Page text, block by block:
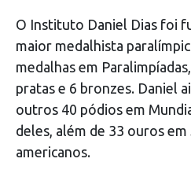
O Instituto Daniel Dias foi
maior medalhista
medalhas em
pratas e 6 bronzes. Daniel
outros 40 pódios em
deles, além de 33 ouros em
americanos.